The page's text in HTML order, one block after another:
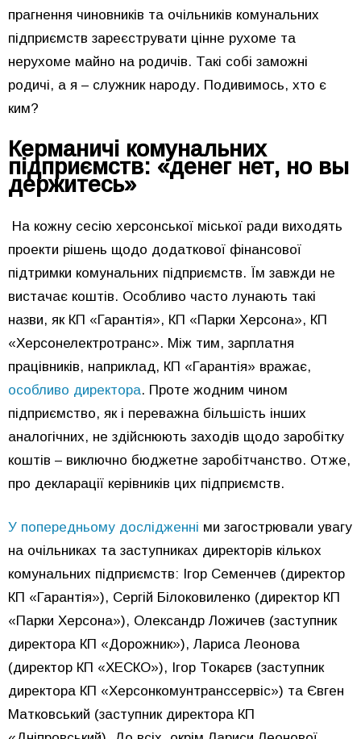
прагнення чиновників та очільників комунальних
підприємств зареєструвати цінне рухоме та
нерухоме майно на родичів. Такі собі заможні
родичі, а я – служник народу. Подивимось, хто є
ким?
Керманичі комунальних
підприємств: «денег нет, но вы
держитесь»
На кожну сесію херсонської міської ради виходять
проекти рішень щодо додаткової фінансової
підтримки комунальних підприємств. Їм завжди не
вистачає коштів. Особливо часто лунають такі
назви, як КП «Гарантія», КП «Парки Херсона», КП
«Херсонелектротранс». Між тим, зарплатня
працівників, наприклад, КП «Гарантія» вражає,
особливо директора. Проте жодним чином
підприємство, як і переважна більшість інших
аналогічних, не здійснюють заходів щодо заробітку
коштів – виключно бюджетне заробітчанство. Отже,
про декларації керівників цих підприємств.
У попередньому дослідженні ми загострювали увагу
на очільниках та заступниках директорів кількох
комунальних підприємств: Ігор Семенчев (директор
КП «Гарантія»), Сергій Білоковиленко (директор КП
«Парки Херсона»), Олександр Ложичев (заступник
директора КП «Дорожник»), Лариса Леонова
(директор КП «ХЕСКО»), Ігор Токарєв (заступник
директора КП «Херсонкомунтранссервіс») та Євген
Матковський (заступник директора КП